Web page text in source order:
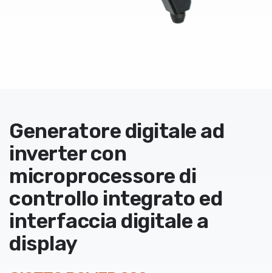
Generatore digitale ad
inverter con
microprocessore di
controllo integrato ed
interfaccia digitale a
display